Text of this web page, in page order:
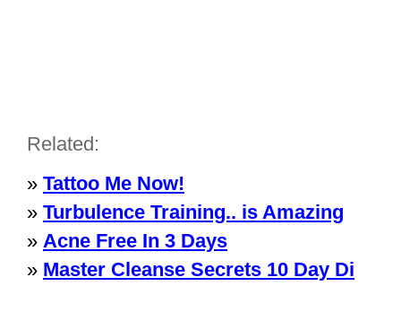
Related:
» Tattoo Me Now!
» Turbulence Training.. is Amazing
» Acne Free In 3 Days
» Master Cleanse Secrets 10 Day Di